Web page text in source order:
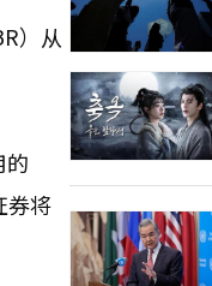
）从
的
券将